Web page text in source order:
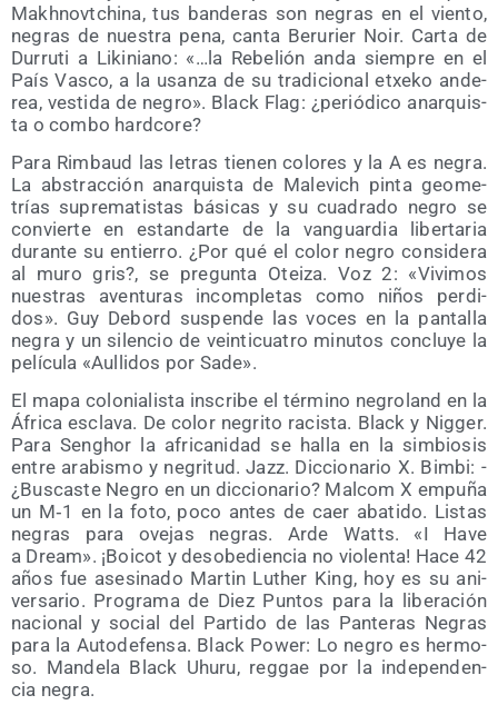
Makh­novt­chi­na, tus ban­de­ras son negras en el vien­to,
negras de nues­tra pena, can­ta Beru­rier Noir. Car­ta de
Durru­ti a Liki­niano: «…la Rebe­lión anda siem­pre en el
País Vas­co, a la usan­za de su tra­di­cio­nal etxe­ko ande­
rea, ves­ti­da de negro». Black Flag: ¿perió­di­co anar­quis­
ta o com­bo hardcore?
Para Rim­baud las letras tie­nen colo­res y la A es negra.
La abs­trac­ción anar­quis­ta de Male­vich pin­ta geo­me­
trías supre­ma­tis­tas bási­cas y su cua­dra­do negro se
con­vier­te en estan­dar­te de la van­guar­dia liber­ta­ria
duran­te su entie­rro. ¿Por qué el color negro con­si­de­ra
al muro gris?, se pre­gun­ta Otei­za. Voz 2: «Vivi­mos
nues­tras aven­tu­ras incom­ple­tas como niños per­di­
dos». Guy Debord sus­pen­de las voces en la pan­ta­lla
negra y un silen­cio de vein­ti­cua­tro minu­tos con­clu­ye la
pelí­cu­la «Aulli­dos por Sade».
El mapa colo­nia­lis­ta ins­cri­be el tér­mino negro­land en la
Áfri­ca escla­va. De color negri­to racis­ta. Black y Nig­ger.
Para Senghor la afri­ca­ni­dad se halla en la sim­bio­sis
entre ara­bis­mo y negri­tud. Jazz. Dic­cio­na­rio X. Bim­bi: -
¿Bus­cas­te Negro en un dic­cio­na­rio? Mal­com X empu­ña
un M‑1 en la foto, poco antes de caer aba­ti­do. Lis­tas
negras para ove­jas negras. Arde Watts. «I Have
a Dream». ¡Boi­cot y des­obe­dien­cia no vio­len­ta! Hace 42
años fue ase­si­na­do Mar­tin Luther King, hoy es su ani­
ver­sa­rio. Pro­gra­ma de Diez Pun­tos para la libe­ra­ción
nacio­nal y social del Par­ti­do de las Pan­te­ras Negras
para la Auto­de­fen­sa. Black Power: Lo negro es her­mo­
so. Man­de­la Black Uhu­ru, reg­gae por la inde­pen­den­
cia negra.